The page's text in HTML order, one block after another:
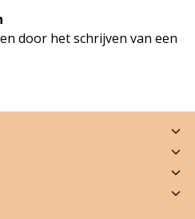
door het schrijven van een